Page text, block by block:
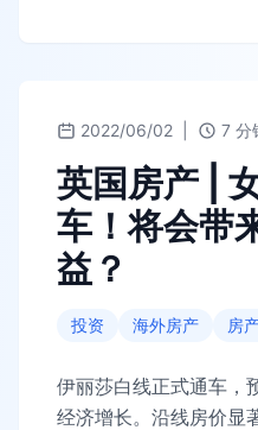
2022/06/02 7 分
英国房产 |
车！将会带
益？
投资 海外房产 房
伊丽莎白线正式通车，
经济增长。沿线房价显